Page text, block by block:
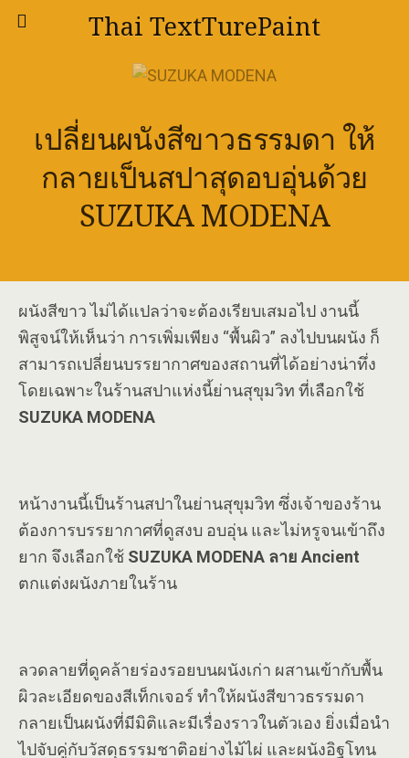
Thai TextTurePaint
เปลี่ยนผนังสีขาวธรรมดา ให้
กลายเป็นสปาสุดอบอุ่นด้วย
SUZUKA MODENA
ผนังสีขาว ไม่ได้แปลว่าจะต้องเรียบเสมอไป งานนี้
พิสูจน์ให้เห็นว่า การเพิ่มเพียง “พื้นผิว” ลงไปบนผนัง ก็
สามารถเปลี่ยนบรรยากาศของสถานที่ได้อย่างน่าทึ่ง
โดยเฉพาะในร้านสปาแห่งนี้ย่านสุขุมวิท ที่เลือกใช้
SUZUKA MODENA
หน้างานนี้เป็นร้านสปาในย่านสุขุมวิท ซึ่งเจ้าของร้าน
ต้องการบรรยากาศที่ดูสงบ อบอุ่น และไม่หรูจนเข้าถึง
ยาก จึงเลือกใช้ SUZUKA MODENA ลาย Ancient
ตกแต่งผนังภายในร้าน
ลวดลายที่ดูคล้ายร่องรอยบนผนังเก่า ผสานเข้ากับพื้น
ผิวละเอียดของสีเท็กเจอร์ ทำให้ผนังสีขาวธรรมดา
กลายเป็นผนังที่มีมิติและมีเรื่องราวในตัวเอง ยิ่งเมื่อนำ
ไปจับคู่กับวัสดุธรรมชาติอย่างไม้ไผ่ และผนังอิฐโทน